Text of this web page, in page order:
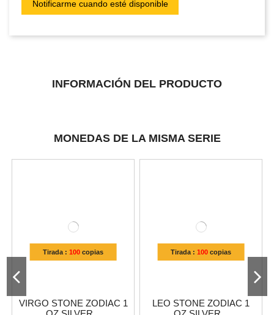
INFORMACIÓN DEL PRODUCTO
MONEDAS DE LA MISMA SERIE
Tirada : 100copias
VIRGO STONE ZODIAC 1
Tirada : 100copias
LEO STONE ZODIAC 1